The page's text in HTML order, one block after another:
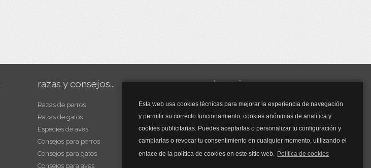
Esta web usa cookies técnicas para mejorar la experiencia de navegación
y permitir su correcto funcionamiento, cookies anónimas de analítica y
cookies publicitarias. Puedes aceptarlas o personalizar tu configuración y
cambiarlas o revocar tu consentimiento en cualquier momento, utilizando el
enlace de la política de cookies en este sitio web. Política de cookies
razas y consejos...
Razas de perros
Razas de gatos
Especies de aves
Consejos para perros
Consejos para gatos
Consejos para aves
y mucho más...
Mascarillas
Mascarillas FFP2
Mascarillas FFP3
Bolsos
Bolsos Tous